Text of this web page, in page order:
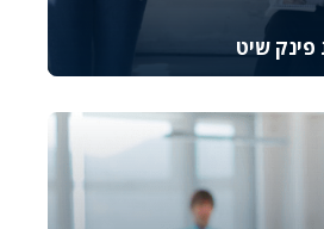
שיט
הנסחרות בשוק ה-OTC, עם דגש על הבנת הסיכונים